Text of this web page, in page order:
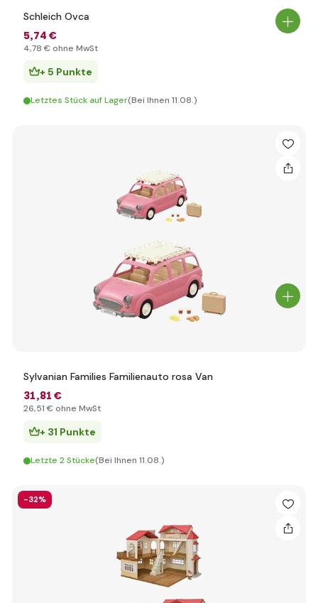
Schleich Ovca
5,74 €
4,78 € ohne MwSt
+ 5 Punkte
Letztes Stück auf Lager(Bei Ihnen 11.08.)
Sylvanian Families Familienauto rosa Van
31,81 €
26,51 € ohne MwSt
+ 31 Punkte
Letzte 2 Stücke(Bei Ihnen 11.08.)
-32%